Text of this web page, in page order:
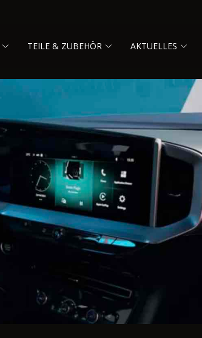
TEILE & ZUBEHÖR AKTUELLES